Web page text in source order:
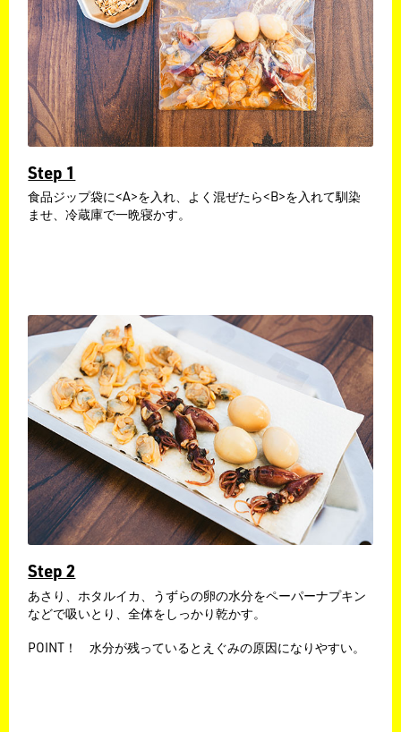
Step 1
食品ジップ袋に<A>を入れ、よく混ぜたら<B>を入れて馴染
ませ、冷蔵庫で一晩寝かす。
Step 2
あさり、ホタルイカ、うずらの卵の水分をペーパーナプキン
などで吸いとり、全体をしっかり乾かす。
POINT！ 水分が残っているとえぐみの原因になりやすい。